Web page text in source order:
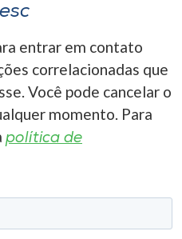
entrar em contato
correlacionadas que
Você pode cancelar o
momento. Para
política de